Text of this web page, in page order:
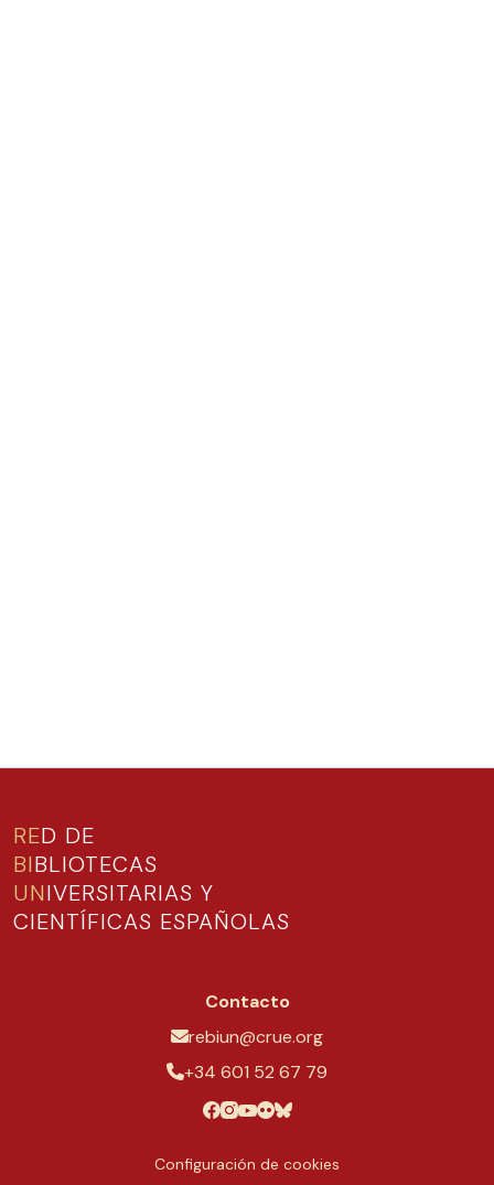
RED DE
BIBLIOTECAS
UNIVERSITARIAS Y
CIENTÍFICAS ESPAÑOLAS
Contacto
rebiun@crue.org
+34 601 52 67 79
Configuración de cookies